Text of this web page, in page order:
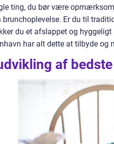
ting, du bør være
brunchoplevelse. Er du til
du et afslappet og hyggeligt
har alt dette at tilbyde og
af